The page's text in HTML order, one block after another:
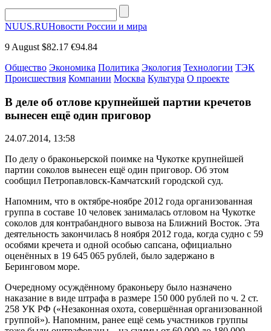
NUUS.RUНовости России и мира
9 August $82.17 €94.84
Общество Экономика Политика Экология Технологии ТЭК
Происшествия Компании Москва Культура О проекте
В деле об отлове крупнейшей партии кречетов
вынесен ещё один приговор
24.07.2014, 13:58
По делу о браконьерской поимке на Чукотке крупнейшей
партии соколов вынесен ещё один приговор. Об этом
сообщил Петропавловск-Камчатский городской суд.
Напомним, что в октябре-ноябре 2012 года организованная
группа в составе 10 человек занималась отловом на Чукотке
соколов для контрабандного вывоза на Ближний Восток. Эта
деятельность закончилась 8 ноября 2012 года, когда судно с 59
особями кречета и одной особью сапсана, официально
оценённых в 19 645 065 рублей, было задержано в
Беринговом море.
Очередному осуждённому браконьеру было назначено
наказание в виде штрафа в размере 150 000 рублей по ч. 2 ст.
258 УК РФ («Незаконная охота, совершённая организованной
группой»). Напомним, ранее ещё семь участников группы